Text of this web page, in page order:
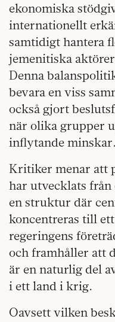
ekonomiska
internationellt
samtidigt hantera
jemenitiska
Denna
bevara en viss
också gjort
när olika grupper
inflytande minskar.
Kritiker menar att
har utvecklats
en struktur där
koncentreras till
regeringens
och framhåller att
är en naturlig del
i ett land i krig.
Oavsett vilken